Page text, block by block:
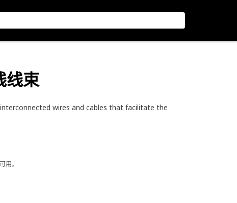
线束
wires and cables that facilitate the
用。